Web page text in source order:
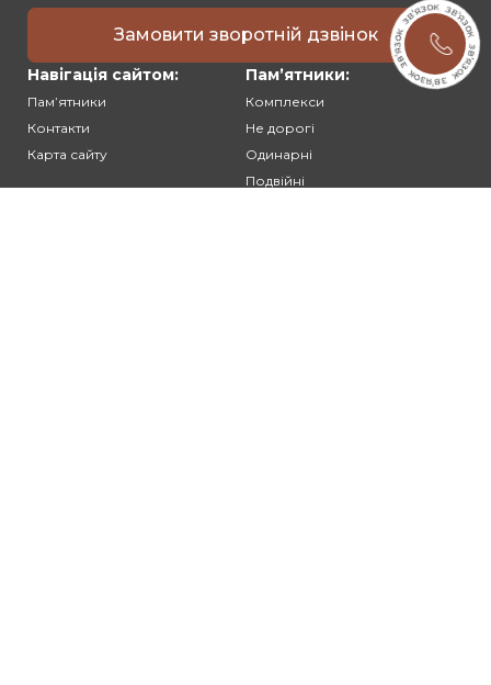
Замовити зворотній дзвінок
Навігація сайтом:
Памʼятники
Контакти
Карта сайту
Памʼятники:
Комплекси
Не дорогі
Одинарні
Подвійні